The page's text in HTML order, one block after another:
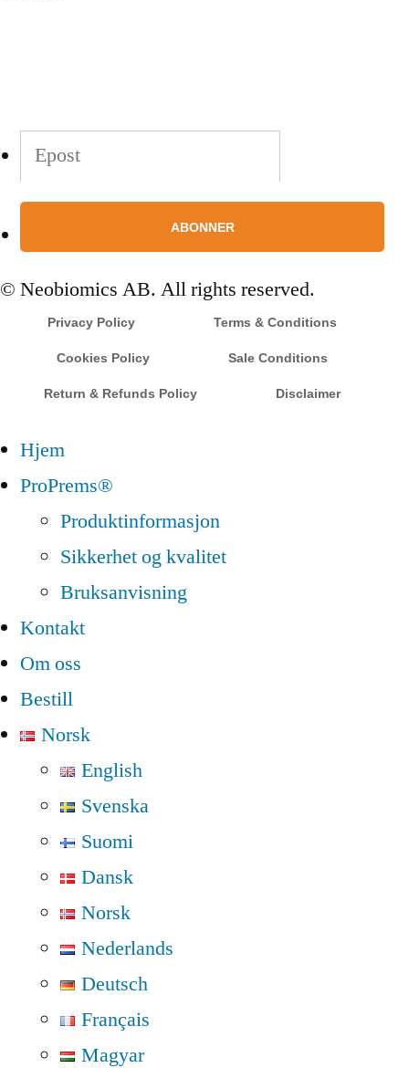
© Neobiomics AB. All rights reserved.
Privacy Policy Terms & Conditions
Cookies Policy Sale Conditions
Return & Refunds Policy Disclaimer
Hjem
ProPrems®
Produktinformasjon
Sikkerhet og kvalitet
Bruksanvisning
Kontakt
Om oss
Bestill
Norsk
English
Svenska
Suomi
Dansk
Norsk
Nederlands
Deutsch
Français
Magyar